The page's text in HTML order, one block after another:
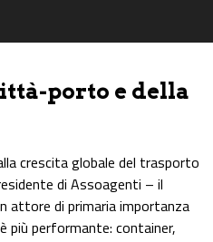
porto e della
crescita globale del trasporto
di Assoagenti – il
attore di primaria importanza
performante: container,